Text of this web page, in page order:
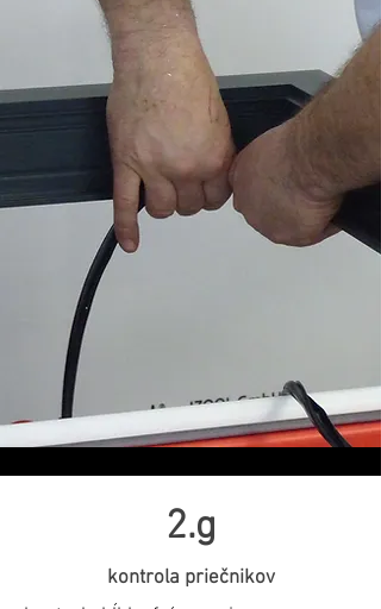
2.g
kontrola priečnikov